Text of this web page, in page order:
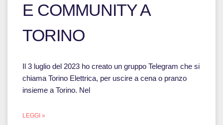
E COMMUNITY A
TORINO
Il 3 luglio del 2023 ho creato un gruppo Telegram che si
chiama Torino Elettrica, per uscire a cena o pranzo
insieme a Torino. Nel
LEGGI »